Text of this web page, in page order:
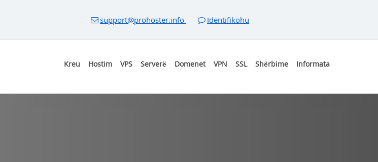
support@prohoster.info Identifikohu
Kreu Hostim VPS Serverë Domenet VPN SSL Shërbime Informata